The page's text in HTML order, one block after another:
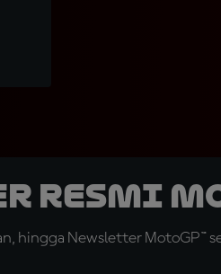
hingga Newsletter MotoGP™